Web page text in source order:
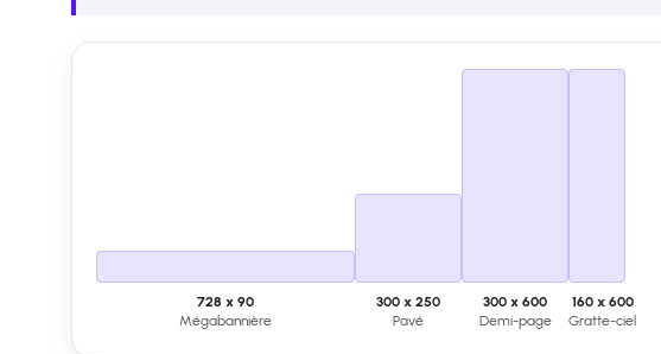
728 x 90
Mégabannière
300 x 250
Pavé
300 x 600
Demi-page
160 x 600
Gratte-ciel